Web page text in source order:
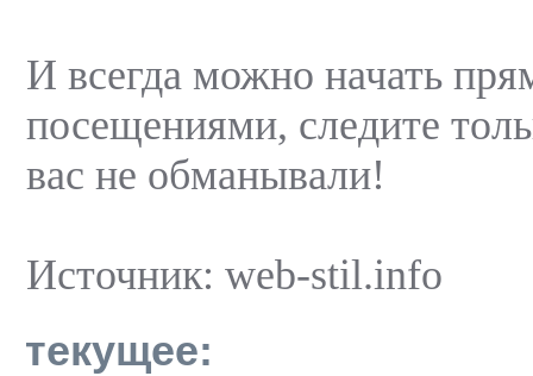
И всегда можно начать
посещениями, следите
вас не обманывали!
Источник: web-stil.info
текущее: